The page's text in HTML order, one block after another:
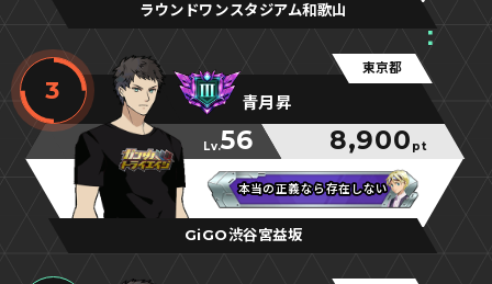
ラウンドワンスタジアム和歌山
3
東京都
青月昇
Lv.56 8,900 pt
本当の正義なら存在しない
本当の正義なら存在しない
本当の正義なら存在しない
GiGO渋谷宮益坂